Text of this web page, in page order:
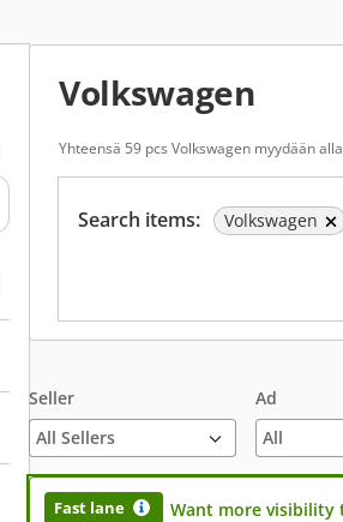
Volkswagen
Yhteensä 59 pcs Volkswagen myydään
Search items: Volkswagen
Seller
All Sellers
Ad
Fast lane Want more visibility